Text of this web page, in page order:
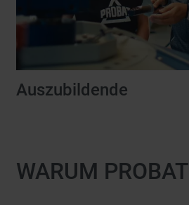
Auszubildende
WARUM